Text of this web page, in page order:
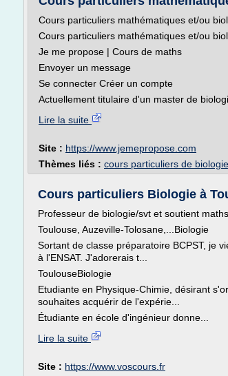
Cours particuliers mathématiques et/ou
Cours particuliers mathématiques et/ou
Je me propose | Cours de maths
Envoyer un message
Se connecter Créer un compte
Actuellement titulaire d'un master de
Lire la suite
Site : https://www.jemepropose.com
Thèmes liés : cours particuliers de biologie
Cours particuliers Biologie à
Professeur de biologie/svt et soutient
Toulouse, Auzeville-Tolosane,...Biologie
Sortant de classe préparatoire BCPST, je
à l'ENSAT. J'adorerais t...
ToulouseBiologie
Etudiante en Physique-Chimie, désirant
souhaites acquérir de l'expérie...
Étudiante en école d'ingénieur donne...
Lire la suite
Site : https://www.voscours.fr